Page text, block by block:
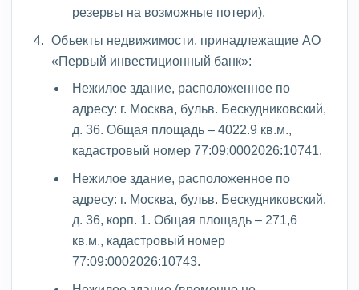
резервы на возможные потери).
Объекты недвижимости, принадлежащие АО
«Первый инвестиционный банк»:
Нежилое здание, расположенное по
адресу: г. Москва, бульв. Бескудниковский,
д. 36. Общая площадь – 4022.9 кв.м.,
кадастровый номер 77:09:0002026:10741.
Нежилое здание, расположенное по
адресу: г. Москва, бульв. Бескудниковский,
д. 36, корп. 1. Общая площадь – 271,6
кв.м., кадастровый номер
77:09:0002026:10743.